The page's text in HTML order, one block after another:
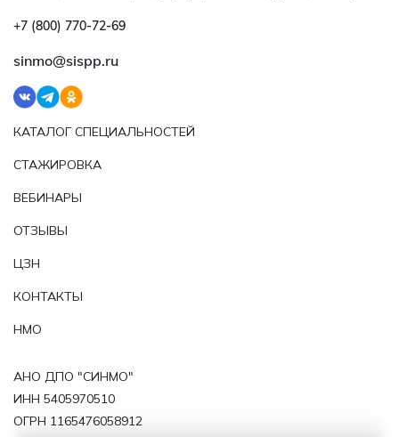
+7 (800) 770‑72‑69
sinmo@sispp.ru
КАТАЛОГ СПЕЦИАЛЬНОСТЕЙ
СТАЖИРОВКА
ВЕБИНАРЫ
ОТЗЫВЫ
ЦЗН
КОНТАКТЫ
НМО
АНО ДПО "СИНМО"
ИНН 5405970510
ОГРН 1165476058912